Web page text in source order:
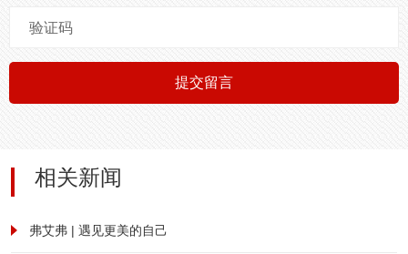
验证码
提交留言
相关新闻
弗艾弗 | 遇见更美的自己